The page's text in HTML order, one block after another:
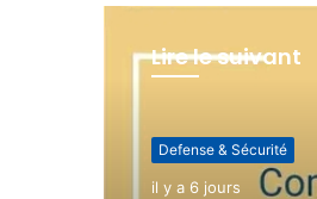
Lire le suivant
Defense & Sécurité
Defense & Sécurité